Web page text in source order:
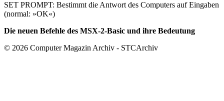
SET PROMPT: Bestimmt die Antwort des Computers auf Eingaben
(normal: »OK«)
Die neuen Befehle des MSX-2-Basic und ihre Bedeutung
© 2026 Computer Magazin Archiv - STCArchiv